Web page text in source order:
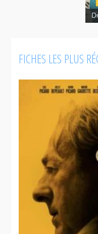
FICHES LES PLUS